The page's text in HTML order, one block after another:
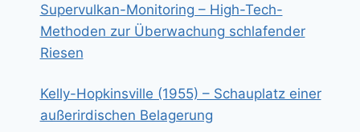
Supervulkan-Monitoring – High-Tech-
Methoden zur Überwachung schlafender
Riesen
Kelly-Hopkinsville (1955) – Schauplatz einer
außerirdischen Belagerung